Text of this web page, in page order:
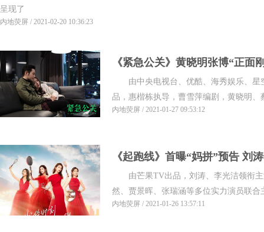
呈现了
内地荧屏 / 2021-02-20 10:36:23
《紧急公关》黄晓明张博“正面
死谁手？
由中央电视台、优酷、海秀娱乐、星
品，惠楷栋执导，曹雪萍编剧，黄晓明、
内地荧屏 / 2021-01-27 09:53:12
《起跑线》首曝“妈拼”预告 刘
由芒果TV出品，刘涛、李光洁领衔主
然、贾景晖、张瑞涵等多位实力演员联合
内地荧屏 / 2021-01-26 13:57:11